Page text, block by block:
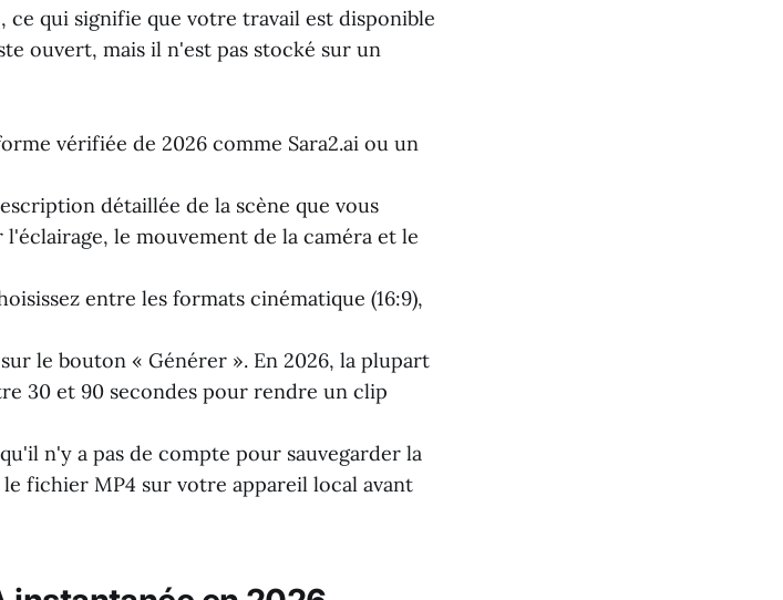
ce qui signifie que votre travail est disponible
ouvert, mais il n'est pas stocké sur un
vérifiée de 2026 comme Sara2.ai ou un
détaillée de la scène que vous
le mouvement de la caméra et le
entre les formats cinématique (16:9),
le bouton « Générer ». En 2026, la plupart
30 et 90 secondes pour rendre un clip
n'y a pas de compte pour sauvegarder la
fichier MP4 sur votre appareil local avant